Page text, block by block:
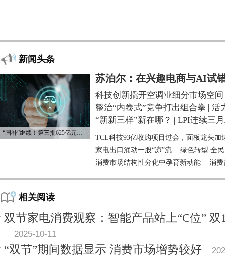
新闻头条
“国补”继续！第三批625亿元资金已下达
苏泊尔：在兴趣电商与AI试
科技创新撬开空调业细分市场空间
整治“内卷式”竞争打出组合拳 | 活
“新新三样”新在哪？ | LPI连续三
TCL科技93亿收购项目过会，面板龙头加
家电出口涌动一股“凉”流
绿色转型 全
消费市场结构性分化中孕育新动能
消费
相关阅读
双节家电消费观察：智能产品站上“C位”
2025-10-11
“双节”期间数据显示 消费市场增势较好